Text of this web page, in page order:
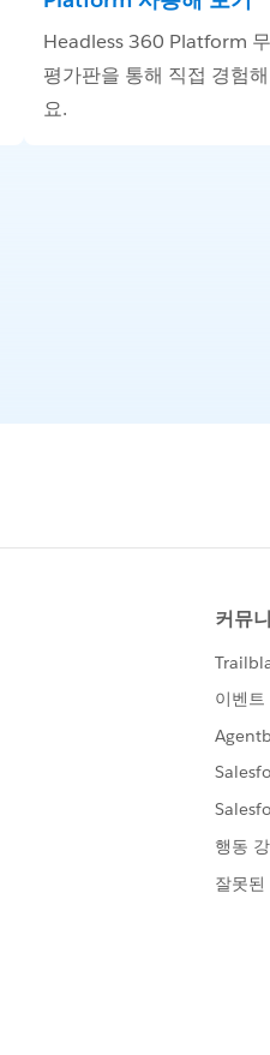
Headless 360 Platform
평가판을 통해 직접 경험
요.